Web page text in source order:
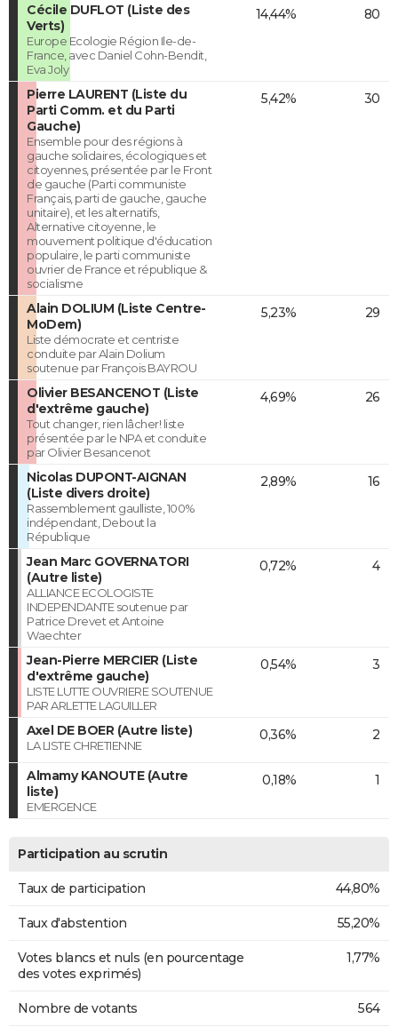
Cécile DUFLOT (Liste des
Verts)
Europe Ecologie Région Ile-de-
France, avec Daniel Cohn-Bendit,
Eva Joly
14,44% 80
Pierre LAURENT (Liste du
Parti Comm. et du Parti
Gauche)
Ensemble pour des régions à
gauche solidaires, écologiques et
citoyennes, présentée par le Front
de gauche (Parti communiste
Français, parti de gauche, gauche
unitaire), et les alternatifs,
Alternative citoyenne, le
mouvement politique d'éducation
populaire, le parti communiste
ouvrier de France et république &
socialisme
5,42% 30
Alain DOLIUM (Liste Centre-
MoDem)
Liste démocrate et centriste
conduite par Alain Dolium
soutenue par François BAYROU
5,23% 29
Olivier BESANCENOT (Liste
d'extrême gauche)
Tout changer, rien lâcher! liste
présentée par le NPA et conduite
par Olivier Besancenot
4,69% 26
Nicolas DUPONT-AIGNAN
(Liste divers droite)
Rassemblement gaulliste, 100%
indépendant, Debout la
République
2,89% 16
Jean Marc GOVERNATORI
(Autre liste)
ALLIANCE ECOLOGISTE
INDEPENDANTE soutenue par
Patrice Drevet et Antoine
Waechter
0,72% 4
Jean-Pierre MERCIER (Liste
d'extrême gauche)
LISTE LUTTE OUVRIERE SOUTENUE
PAR ARLETTE LAGUILLER
0,54% 3
Axel DE BOER (Autre liste)
LA LISTE CHRETIENNE
0,36% 2
Almamy KANOUTE (Autre
liste)
EMERGENCE
0,18% 1
Participation au scrutin
Taux de participation 44,80%
Taux d'abstention 55,20%
Votes blancs et nuls (en pourcentage
des votes exprimés)
1,77%
Nombre de votants 564